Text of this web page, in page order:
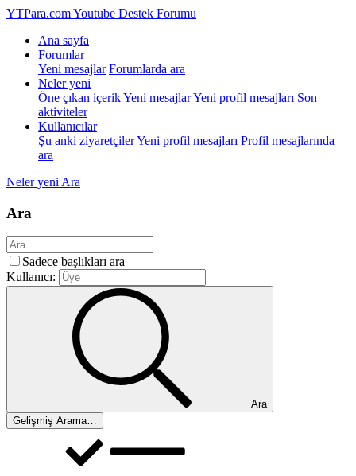
YTPara.comYoutube Destek Forumu
Ana sayfa
Forumlar
Yeni mesajlar Forumlarda ara
Neler yeni
Öne çıkan içerikYeni mesajlarYeni profil mesajları Son
aktiviteler
Kullanıcılar
Şu anki ziyaretçilerYeni profil mesajları Profil mesajlarında
ara
Neler yeni Ara
Ara
Sadece başlıkları ara
Kullanıcı:
Ara
Gelişmiş Arama…